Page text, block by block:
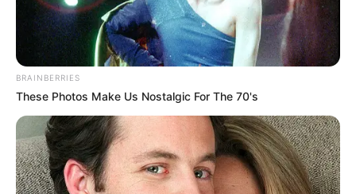
BRAINBERRIES
These Photos Make Us Nostalgic For The 70's